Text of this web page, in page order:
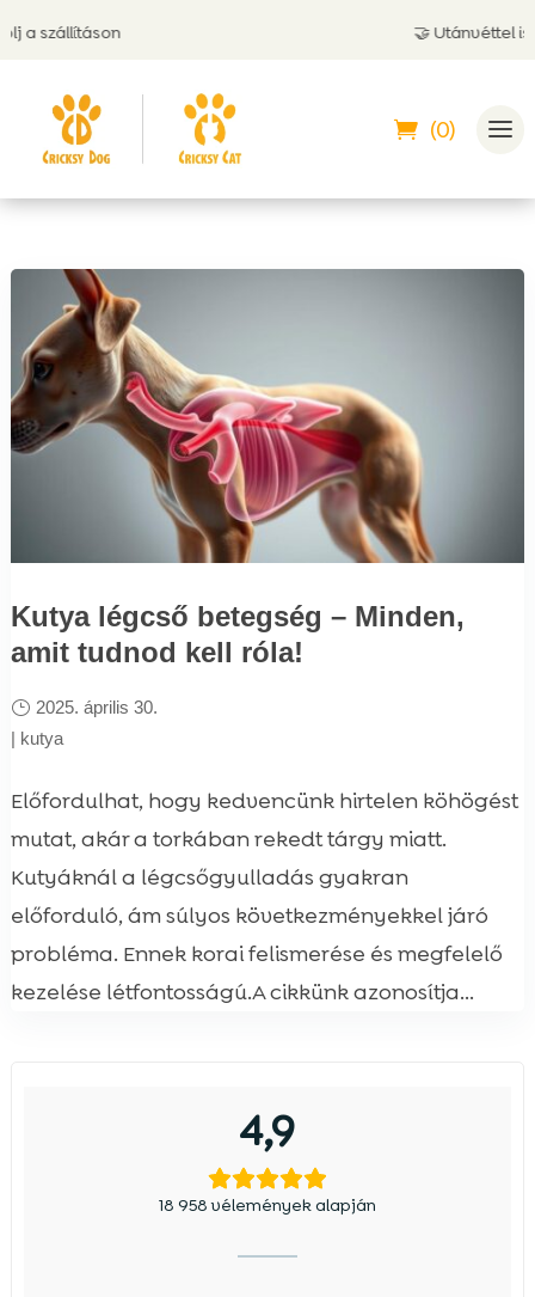
szállításon 🤝 Utánvéttel is
(0)
Kutya légcső betegség – Minden,
amit tudnod kell róla!
2025. április 30.
| kutya
Előfordulhat, hogy kedvencünk hirtelen köhögést
mutat, akár a torkában rekedt tárgy miatt.
Kutyáknál a légcsőgyulladás gyakran
előforduló, ám súlyos következményekkel járó
probléma. Ennek korai felismerése és megfelelő
kezelése létfontosságú.A cikkünk azonosítja...
4,9
18 958 vélemények alapján